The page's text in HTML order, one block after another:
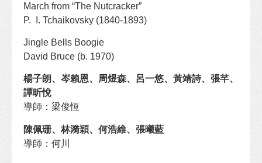
March from “The Nutcracker”
P. I. Tchaikovsky (1840-1893)
Jingle Bells Boogie
David Bruce (b. 1970)
楊子朗、岑賴恩、周煜森、呂一悠、黃靖詩、張芊、
譚昕悅
導師：梁俊恆
陳佩珊、林漪穎、何浩維、張曦藍
導師：何川